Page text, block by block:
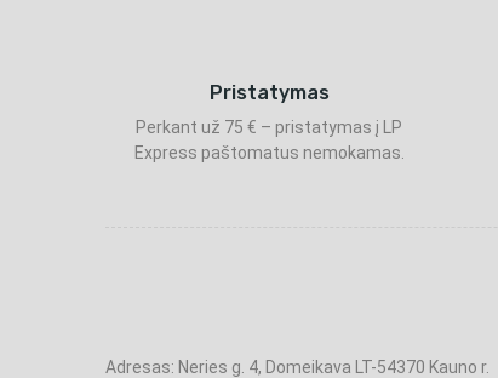
Pristatymas
Perkant už 75 € – pristatymas į LP
Express paštomatus nemokamas.
Adresas: Neries g. 4, Domeikava LT-54370 Kauno r.